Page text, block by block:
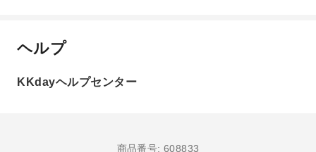
ヘルプ
KKdayヘルプセンター
商品番号: 608833